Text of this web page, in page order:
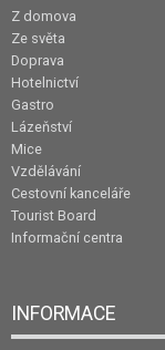
Z domova
Ze světa
Doprava
Hotelnictví
Gastro
Lázeňství
Mice
Vzdělávání
Cestovní kanceláře
Tourist Board
Informační centra
INFORMACE